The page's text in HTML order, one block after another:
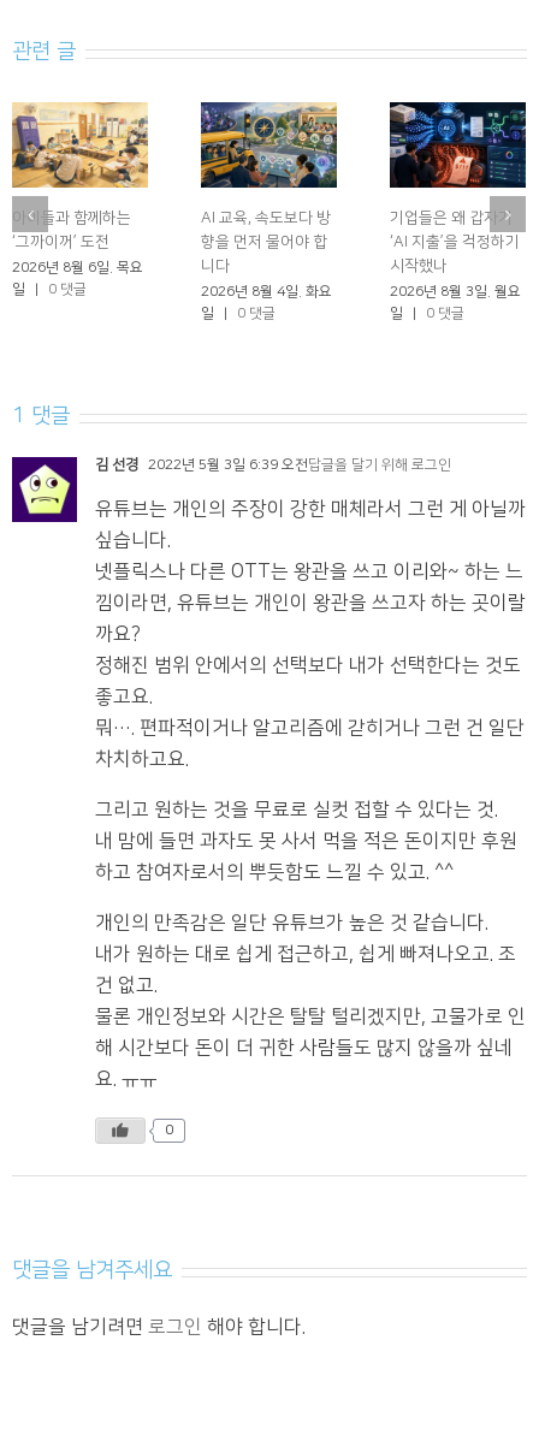
관련 글
아이들과 함께하는
‘그까이꺼’ 도전
2026년 8월 6일. 목요
일
0 댓글
AI 교육, 속도보다 방
향을 먼저 물어야 합
니다
2026년 8월 4일. 화요
일
0 댓글
기업들은 왜 갑자기
‘AI 지출’을 걱정하기
시작했나
2026년 8월 3일. 월요
일
0 댓글
1 댓글
김 선경 2022년 5월 3일 6:39 오전답글을 달기 위해 로그인
유튜브는 개인의 주장이 강한 매체라서 그런 게 아닐까
싶습니다.
넷플릭스나 다른 OTT는 왕관을 쓰고 이리와~ 하는 느
낌이라면, 유튜브는 개인이 왕관을 쓰고자 하는 곳이랄
까요?
정해진 범위 안에서의 선택보다 내가 선택한다는 것도
좋고요.
뭐…. 편파적이거나 알고리즘에 갇히거나 그런 건 일단
차치하고요.
그리고 원하는 것을 무료로 실컷 접할 수 있다는 것.
내 맘에 들면 과자도 못 사서 먹을 적은 돈이지만 후원
하고 참여자로서의 뿌듯함도 느낄 수 있고. ^^
개인의 만족감은 일단 유튜브가 높은 것 같습니다.
내가 원하는 대로 쉽게 접근하고, 쉽게 빠져나오고. 조
건 없고.
물론 개인정보와 시간은 탈탈 털리겠지만, 고물가로 인
해 시간보다 돈이 더 귀한 사람들도 많지 않을까 싶네
요. ㅠㅠ
0
댓글을 남겨주세요
댓글을 남기려면 로그인 해야 합니다.